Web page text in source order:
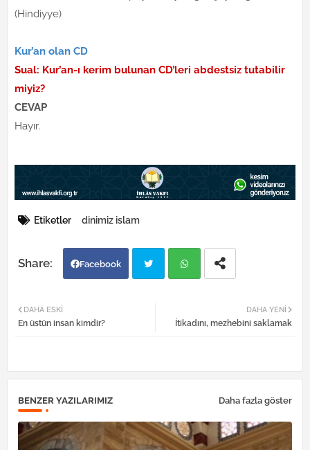
(Hindiyye)
Kur’an olan CD
Sual: Kur’an-ı kerim bulunan CD’leri abdestsiz tutabilir
miyiz?
CEVAP
Hayır.
Etiketler dinimiz islam
Facebook
atsa
DAHA YENI
İtikadını, mezhebini saklamak
DAHA ESKI
En üstün insan kimdir?
BENZER YAZILARIMIZ Daha fazla göster